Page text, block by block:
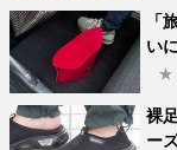
「
い
★
裸
ー